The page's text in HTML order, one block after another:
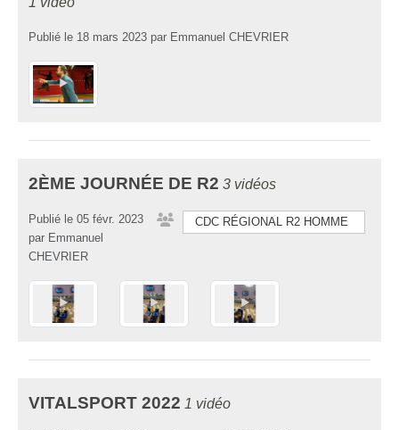
Publié le 18 mars 2023 par Emmanuel CHEVRIER
2ÈME JOURNÉE DE R2 3 vidéos
CDC RÉGIONAL R2 HOMME
Publié le 05 févr. 2023
par Emmanuel
CHEVRIER
VITALSPORT 2022 1 vidéo